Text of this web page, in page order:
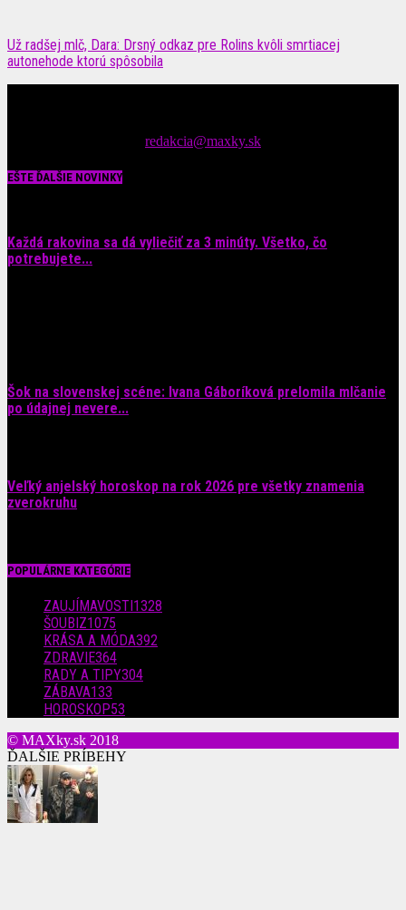
Už radšej mlč, Dara: Drsný odkaz pre Rolins kvôli smrtiacej
autonehode ktorú spôsobila
redakcia@maxky.sk
EŠTE ĎALŠIE NOVINKY
Každá rakovina sa dá vyliečiť za 3 minúty. Všetko, čo
potrebujete...
Šok na slovenskej scéne: Ivana Gáboríková prelomila mlčanie
po údajnej nevere...
Veľký anjelský horoskop na rok 2026 pre všetky znamenia
zverokruhu
POPULÁRNE KATEGÓRIE
ZAUJÍMAVOSTI1328
ŠOUBIZ1075
KRÁSA A MÓDA392
ZDRAVIE364
RADY A TIPY304
ZÁBAVA133
HOROSKOP53
© MAXky.sk 2018
ĎALŠIE PRÍBEHY